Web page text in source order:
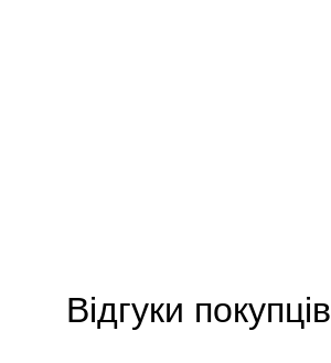
Відгуки покупців